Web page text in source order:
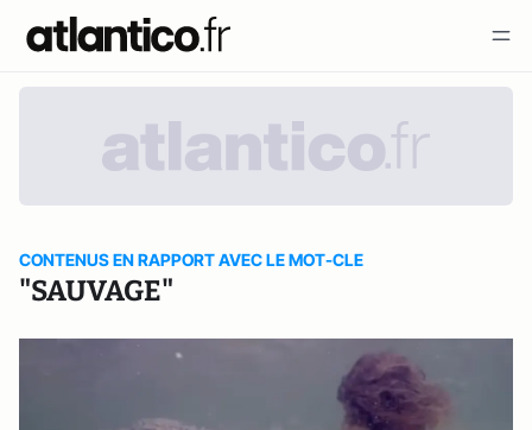
CONTENUS EN RAPPORT AVEC LE MOT-CLE
"SAUVAGE"